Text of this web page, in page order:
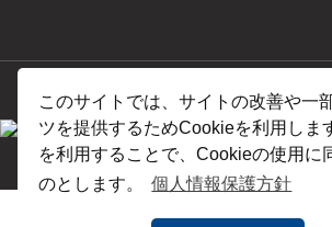
このサイトでは、サイトの改善や一
ツを提供するためCookieを利用しま
を利用することで、Cookieの使用に
のとします。
個人情報保護方針